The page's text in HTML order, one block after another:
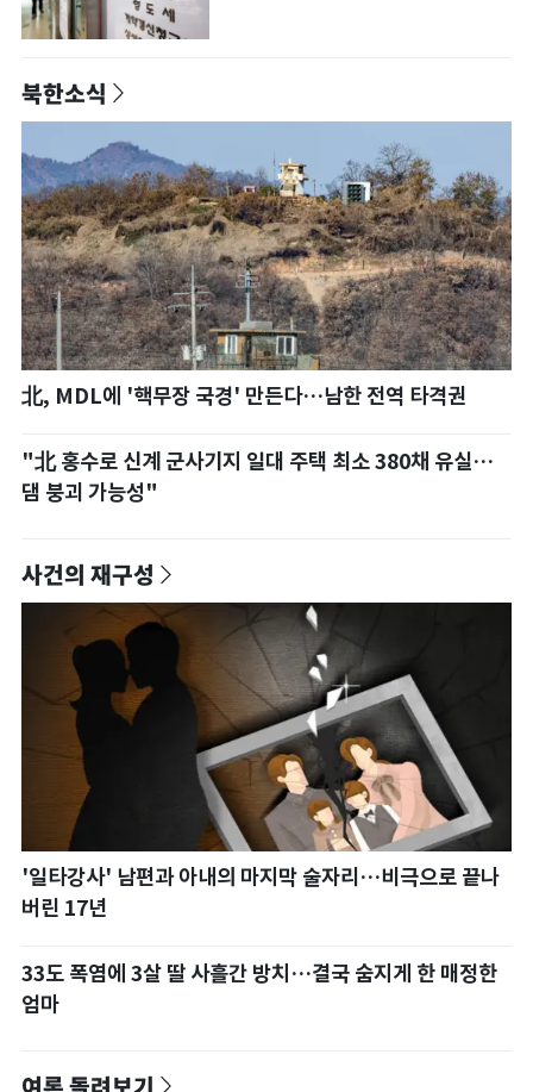
북한소식
北, MDL에 '핵무장 국경' 만든다…남한 전역 타격권
"北 홍수로 신계 군사기지 일대 주택 최소 380채 유실…
댐 붕괴 가능성"
사건의 재구성
'일타강사' 남편과 아내의 마지막 술자리…비극으로 끝나
버린 17년
33도 폭염에 3살 딸 사흘간 방치…결국 숨지게 한 매정한
엄마